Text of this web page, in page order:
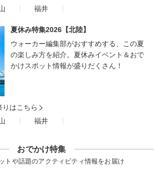
福井
夏休み特集2026【北陸】
ウォーカー編集部がおすすめする、この夏
の楽しみ方を紹介。夏休みイベント＆おで
かけスポット情報が盛りだくさん！
りはこちら
福井
おでかけ特集
トや話題のアクティビティ情報をお届け